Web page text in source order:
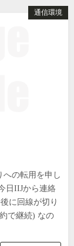
通信環境
への転用を申し
日IIJから連絡
に回線が切り
で継続) なの